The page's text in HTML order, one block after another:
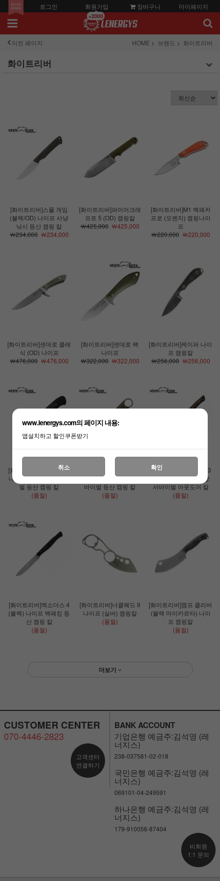
로그인 회원가입
+2000
장바구니 마이페이지
이전 페이지 HOME 브랜드 화이트리버
화이트리버
[화이트리버]스몰 게임
(블랙/OD) 나이프 사냥
낚시 등산 캠핑 칼
￦234,000￦234,000
[화이트리버]파이어크래
프트 5 (OD) 캠핑칼
￦425,000￦425,000
[화이트리버]M1 백패커
프로 (오렌지) 캠핑나이
프
￦220,000￦220,000
[화이트리버]센데로 클래
식 (OD) 나이프
￦476,000￦476,000
[화이트리버]센데로 팩
나이프
￦322,000￦322,000
[화이트리버]케이퍼 나이
프 캠핑칼
￦256,000￦256,000
[화이트리버]헌터 (블랙)
나이프 아웃도어 서바이
벌 등산 캠핑 칼
(품절)
프트 나이프 아웃도어 서
바이벌 등산 캠핑 칼
(품절)
[화이트리버]엑소더스 3
소형 캠핑 나이프 사냥
서바이벌 아웃도어 칼
(품절)
[화이트리버]엑소더스 4
(블랙) 나이프 백패킹 등
산 캠핑 칼
(품절)
[화이트리버]너클헤드 II
나이프 (실버) 캠핑칼
(품절)
[화이트리버]캠프 클리버
(블랙 마이카르타) 나이
프 캠핑칼
(품절)
더보기
CUSTOMER CENTER
070-4446-2823
고객센터
연결하기
BANK ACCOUNT
기업은행 예금주:김석영 (레
너지스)
238-037581-02-018
국민은행 예금주:김석영 (레
너지스)
069101-04-249591
하나은행 예금주:김석영 (레
너지스)
179-910056-87404
비회원
1:1 문의
www.lenergys.com의 페이지 내용:
앱설치하고 할인쿠폰받기
취소 확인